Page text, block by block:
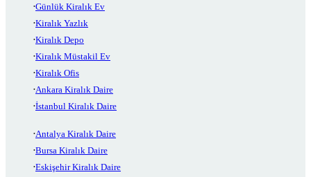
Günlük Kiralık Ev
Kiralık Yazlık
Kiralık Depo
Kiralık Müstakil Ev
Kiralık Ofis
Ankara Kiralık Daire
İstanbul Kiralık Daire
Antalya Kiralık Daire
Bursa Kiralık Daire
Eskişehir Kiralık Daire